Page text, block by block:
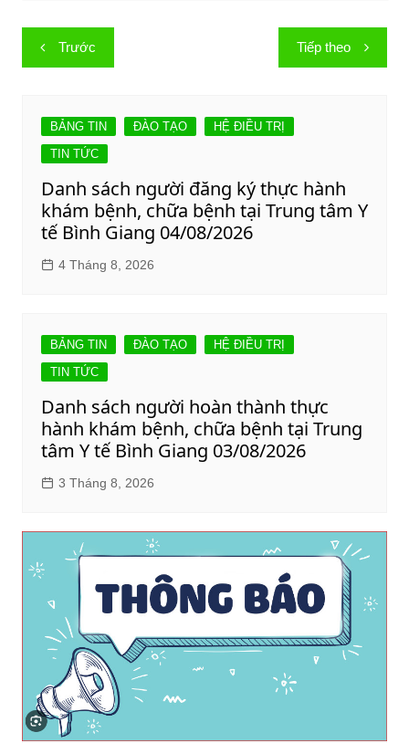
Điều
hướng
viết
Trước Tiếp theo
BẢNG TIN ĐÀO TẠO
HỆ ĐIỀU TRỊ
TIN TỨC
Danh sách người đăng ký thực hành
khám bệnh, chữa bệnh tại Trung tâm Y
tế Bình Giang 04/08/2026
4 Tháng 8, 2026
BẢNG TIN ĐÀO TẠO
HỆ ĐIỀU TRỊ
TIN TỨC
Danh sách người hoàn thành thực
hành khám bệnh, chữa bệnh tại Trung
tâm Y tế Bình Giang 03/08/2026
3 Tháng 8, 2026